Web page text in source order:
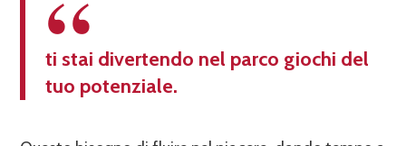
ti stai divertendo nel parco giochi del
tuo potenziale.